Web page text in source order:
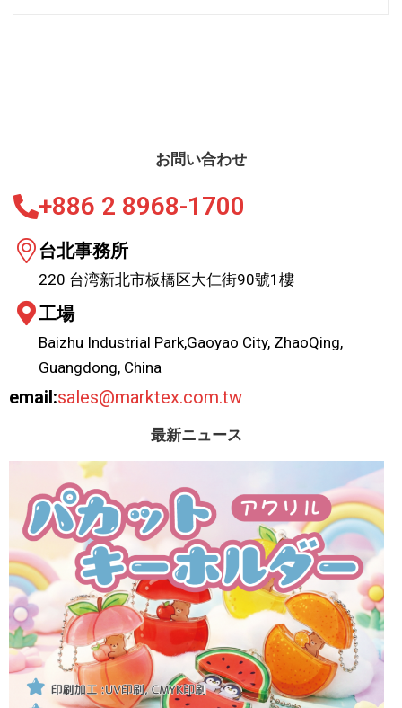
お問い合わせ
+886 2 8968-1700
台北事務所
220 台湾新北市板橋区大仁街90號1樓
工場
Baizhu Industrial Park,Gaoyao City, ZhaoQing,
Guangdong, China
email:sales@marktex.com.tw
最新ニュース